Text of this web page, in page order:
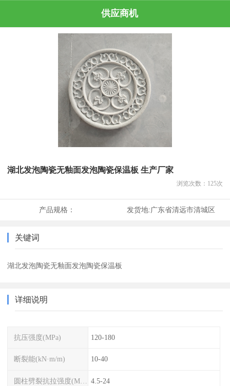
供应商机
湖北发泡陶瓷无釉面发泡陶瓷保温板 生产厂家
浏览次数： 125次
产品规格： 发货地:广东省清远市清城区
关键词
湖北发泡陶瓷无釉面发泡陶瓷保温板
详细说明
抗压强度(MPa) 120-180
断裂能(kN·m/m) 10-40
圆柱劈裂抗拉强度(MPa) 4.5-24